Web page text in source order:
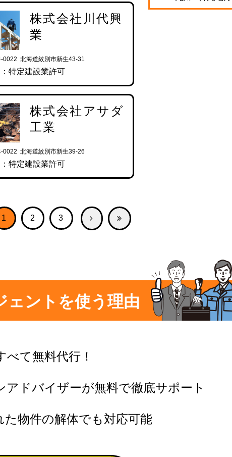
株式会社川代興
業
0022 北海道紋別市新生43-31
特定建設業許可
株式会社アサダ
工業
0022 北海道紋別市新生39-26
特定建設業許可
1 2 3
ェントを使う理由
て無料代行！
ドバイザーが無料で徹底サポート
物件の解体でも対応可能